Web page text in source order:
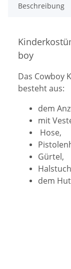
Beschreibung
boy
Das Cowboy
besteht aus:
dem
mit
Hose,
Gürtel,
dem Hut